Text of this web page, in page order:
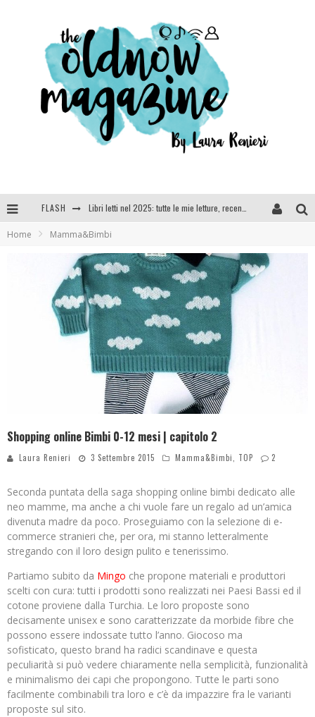
FLASH
SEE YOU AT 5 | Chanel
Anya Taylor-Joy, Jisoo e Willow Smith protagoniste della nuova campagna Dior Addict
Libri letti nel 2025: tutte le mie letture, recensioni e giudizi
Home Mamma&Bimbi
Shopping online Bimbi 0-12 mesi | capitolo 2
Laura Renieri 3 Settembre 2015 Mamma&Bimbi, TOP 2
Seconda puntata della saga shopping online bimbi dedicato alle
neo mamme, ma anche a chi vuole fare un regalo ad un’amica
divenuta madre da poco. Proseguiamo con la selezione di e-
commerce stranieri che, per ora, mi stanno letteralmente
stregando con il loro design pulito e tenerissimo.
Partiamo subito da Mingo che propone materiali e produttori
scelti con cura: tutti i prodotti sono realizzati nei Paesi Bassi ed il
cotone proviene dalla Turchia. Le loro proposte sono
decisamente unisex e sono caratterizzate da morbide fibre che
possono essere indossate tutto l’anno. Giocoso ma
sofisticato, questo brand ha radici scandinave e questa
peculiarità si può vedere chiaramente nella semplicità, funzionalità
e minimalismo dei capi che propongono. Tutte le parti sono
facilmente combinabili tra loro e c’è da impazzire fra le varianti
proposte sul sito.